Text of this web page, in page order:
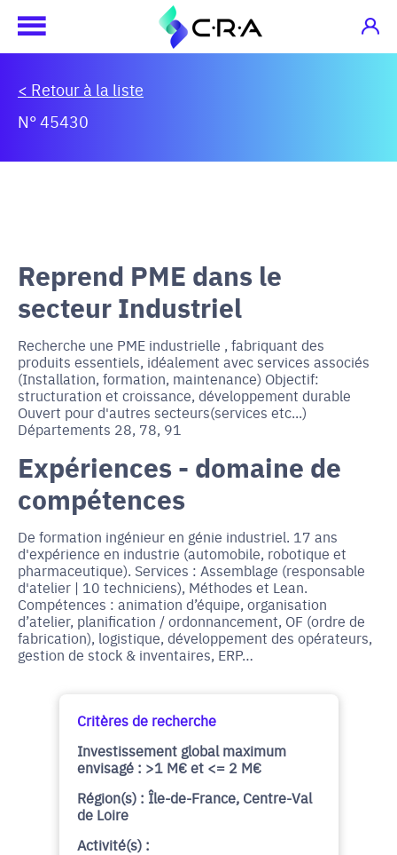
< Retour à la liste
N° 45430
Reprend PME dans le
secteur Industriel
Recherche une PME industrielle , fabriquant des
produits essentiels, idéalement avec services associés
(Installation, formation, maintenance) Objectif:
structuration et croissance, développement durable
Ouvert pour d'autres secteurs(services etc...)
Départements 28, 78, 91
Expériences - domaine de
compétences
De formation ingénieur en génie industriel. 17 ans
d'expérience en industrie (automobile, robotique et
pharmaceutique). Services : Assemblage (responsable
d'atelier | 10 techniciens), Méthodes et Lean.
Compétences : animation d’équipe, organisation
d’atelier, planification / ordonnancement, OF (ordre de
fabrication), logistique, développement des opérateurs,
gestion de stock & inventaires, ERP…
Critères de recherche
Investissement global maximum
envisagé : >1 M€ et <= 2 M€
Région(s) : Île-de-France, Centre-Val
de Loire
Activité(s) :